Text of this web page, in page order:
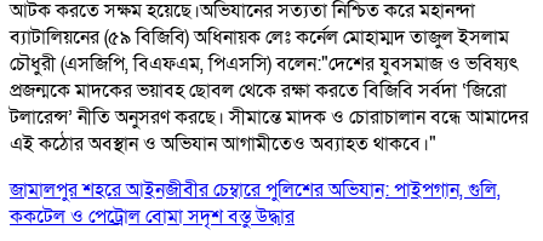
আটক করতে সক্ষম হয়েছে। ​ ​অভিযানের সত্যতা নিশ্চিত করে মহানন্দা
ব্যাটালিয়নের (৫৯ বিজিবি) অধিনায়ক লেঃ কর্নেল মোহাম্মদ তাজুল ইসলাম
চৌধুরী (এসজিপি, বিএফএম, পিএসসি) বলেন: ​"দেশের যুবসমাজ ও ভবিষ্যৎ
প্রজন্মকে মাদকের ভয়াবহ ছোবল থেকে রক্ষা করতে বিজিবি সর্বদা ‘জিরো
টলারেন্স’ নীতি অনুসরণ করছে। সীমান্তে মাদক ও চোরাচালান বন্ধে আমাদের
এই কঠোর অবস্থান ও অভিযান আগামীতেও অব্যাহত থাকবে।"
জামালপুর শহরে আইনজীবীর চেম্বারে পুলিশের অভিযান: পাইপগান, গুলি,
ককটেল ও পেট্রোল বোমা সদৃশ বস্তু উদ্ধার